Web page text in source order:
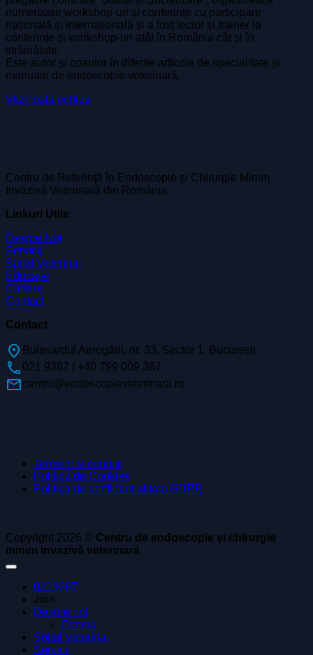
numeroase workshop-uri și conferințe cu participare
națională și internațională și a fost lector și trainer la
conferințe și workshop-uri ațât în România cât și în
străinătate.
Este autor și coautor în diferite articole de specialitate și
manuale de endoscopie veterinară.
Vezi toată echipa
Centru de Referință în Endoscopie și Chirurgie Minim
Invazivă Veterinară din România.
Linkuri Utile
Despre Noi
Servicii
Spital Veterinar
Educație
Cariere
Contact
Contact
fmd_good Bulevardul Aerogării, nr. 33, Sector 1, București
phone 021 9387 / +40 799 009 387
emailcentru@endoscopieveterinara.ro
Termeni si conditii
Politica de Cookies
Politica de confidentialitate GDPR
Copyright 2026 © Centru de endoscopie și chirurgie
minim invazivă veterinară
0219387
Join
Despre noi
Echipa
Spital Veterinar
Servicii